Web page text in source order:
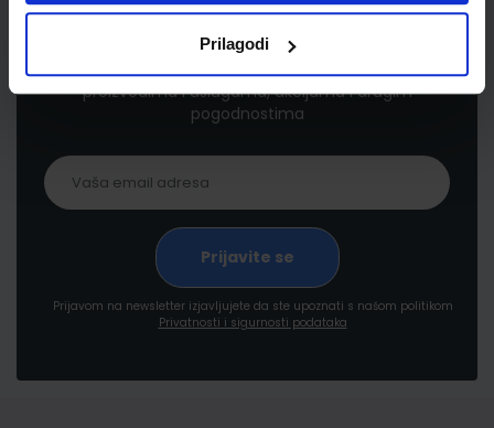
Prilagodi
Newsletter prijava
Prijavite se kako bi primali informacije o novim
proizvodima i uslugama, akcijama i drugim
pogodnostima
Prijavom na newsletter izjavljujete da ste upoznati s našom politikom
Privatnosti i sigurnosti podataka